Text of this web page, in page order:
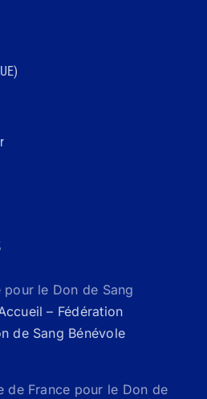
pour le Don de Sang
– Fédération
de Sang Bénévole
de France pour le Don de